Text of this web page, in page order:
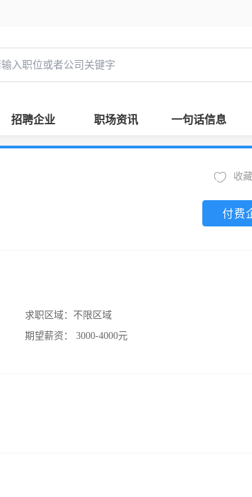
招聘企业 职场资讯 一句话信息
收藏
付费
求职区域： 不限区域
期望薪资：
3000-4000元